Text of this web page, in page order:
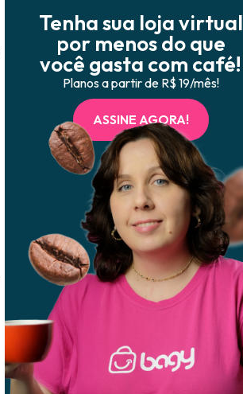
Tenha sua loja virtual
por menos do que
você gasta com café!
Planos a partir de R$ 19/mês!
ASSINE AGORA!